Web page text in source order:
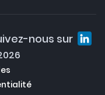
nous sur